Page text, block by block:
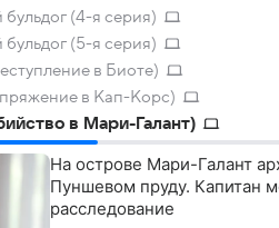
(4-я серия)
(5-я серия)
в Биоте)
в Кап-Корс)
в Мари-Галант)
На острове Мари-Галант
Пуншевом пруду. Капитан
расследование